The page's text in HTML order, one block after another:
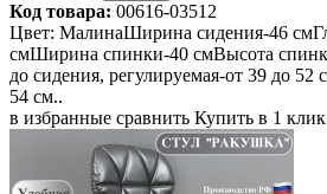
Код товара: 00616-03512
Цвет: МалинаШирина сидения-46
смШирина спинки-40 смВысота
до сидения, регулируемая-от 39 до 52
54 см..
в избранные сравнить Купить в 1 клик